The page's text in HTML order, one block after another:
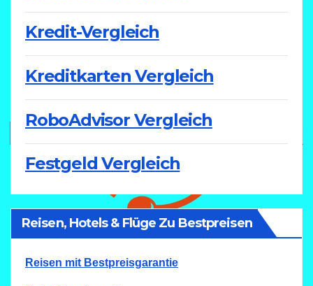
Kredit-Vergleich
Kreditkarten Vergleich
RoboAdvisor Vergleich
Festgeld Vergleich
Reisen, Hotels & Flüge Zu Bestpreisen
Reisen mit Bestpreisgarantie